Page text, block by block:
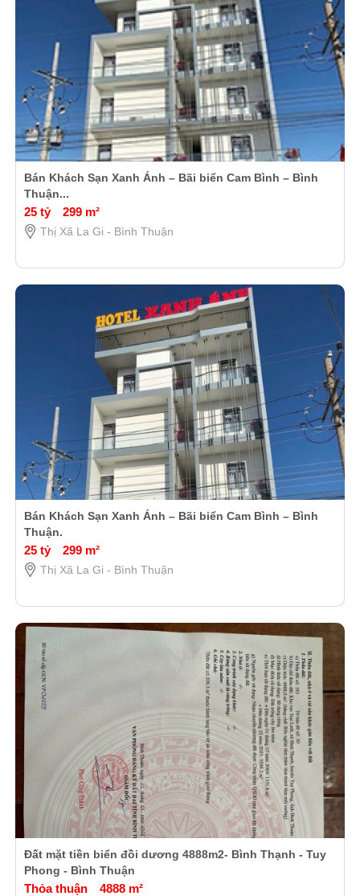
Bán Khách Sạn Xanh Ánh – Bãi biển Cam Bình – Bình
Thuận...
25 tỷ 299 m²
Thị Xã La Gi - Bình Thuận
Bán Khách Sạn Xanh Ánh – Bãi biển Cam Bình – Bình
Thuận.
25 tỷ 299 m²
Thị Xã La Gi - Bình Thuận
Đất mặt tiền biển đồi dương 4888m2- Bình Thạnh - Tuy
Phong - Bình Thuận
Thỏa thuận 4888 m²